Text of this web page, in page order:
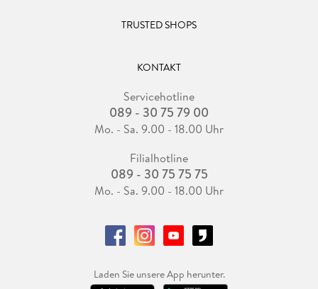
TRUSTED SHOPS
KONTAKT
Servicehotline
089 - 30 75 79 00
Mo. - Sa. 9.00 - 18.00 Uhr
Filialhotline
089 - 30 75 75 75
Mo. - Sa. 9.00 - 18.00 Uhr
Laden Sie unsere App herunter.